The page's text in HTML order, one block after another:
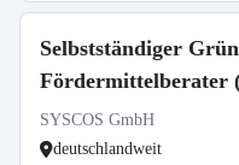
Selbstständiger
Fördermittelberater
SYSCOS GmbH
deutschlandweit